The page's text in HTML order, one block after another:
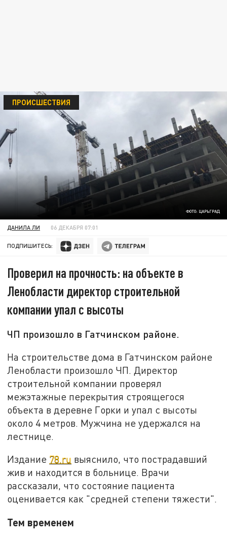
ФОТО: ЦАРЬГРАД
ПРОИСШЕСТВИЯ
ДАНИЛА ЛИ 06 ДЕКАБРЯ 07:01
ПОДПИШИТЕСЬ:
Проверил на прочность: на объекте в
Ленобласти директор строительной
компании упал с высоты
ЧП произошло в Гатчинском районе.
На строительстве дома в Гатчинском районе
Ленобласти произошло ЧП. Директор
строительной компании проверял
межэтажные перекрытия строящегося
объекта в деревне Горки и упал с высоты
около 4 метров. Мужчина не удержался на
лестнице.
Издание 78.ru выяснило, что пострадавший
жив и находится в больнице. Врачи
рассказали, что состояние пациента
оценивается как "средней степени тяжести".
Тем временем